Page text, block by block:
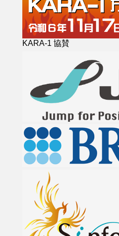
KARA-1 協賛